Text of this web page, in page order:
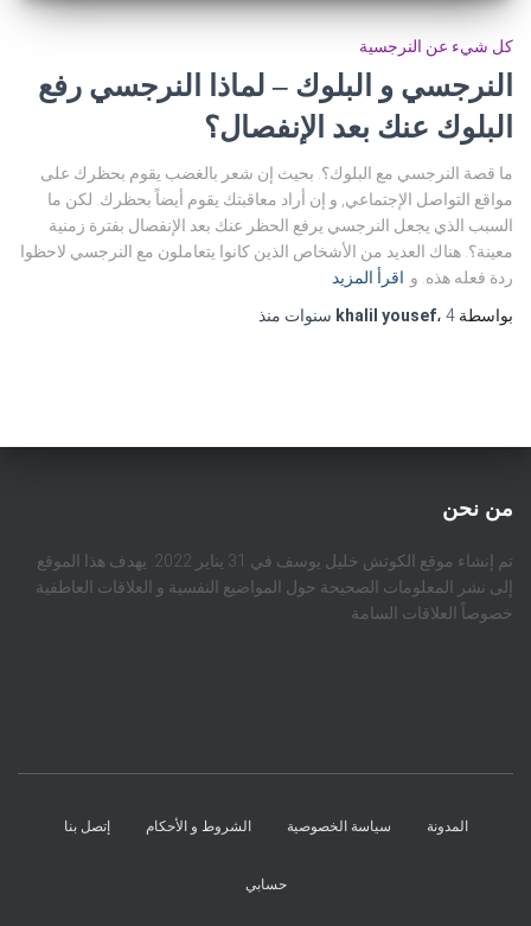
كل شيء عن النرجسية
النرجسي و البلوك – لماذا النرجسي رفع
البلوك عنك بعد الإنفصال؟
ما قصة النرجسي مع البلوك؟. بحيث إن شعر بالغضب يقوم بحظرك على
مواقع التواصل الإجتماعي, و إن أراد معاقبتك يقوم أيضاً بحظرك. لكن ما
السبب الذي يجعل النرجسي يرفع الحظر عنك بعد الإنفصال بفترة زمنية
معينة؟. هناك العديد من الأشخاص الذين كانوا يتعاملون مع النرجسي لاحظوا
ردة فعله هذه. و اقرأ المزيد
بواسطة
khalil yousef، 4 سنوات منذ
من نحن
تم إنشاء موقع الكوتش خليل يوسف في 31 يناير 2022. يهدف هذا الموقع
إلى نشر المعلومات الصحيحة حول المواضيع النفسية و العلاقات العاطفية
خصوصاً العلاقات السامة
المدونة سياسة الخصوصية الشروط و الأحكام إتصل بنا
حسابي